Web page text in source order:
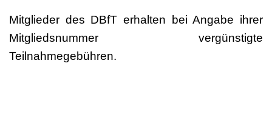
Mitglieder des DBfT erhalten bei Angabe ihrer
Mitgliedsnummer vergünstigte
Teilnahmegebühren.